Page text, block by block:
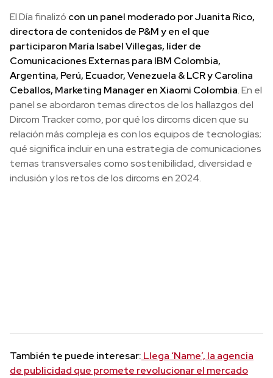
El Día finalizó con un panel moderado por Juanita Rico,
directora de contenidos de P&M y en el que
participaron María Isabel Villegas, líder de
Comunicaciones Externas para IBM Colombia,
Argentina, Perú, Ecuador, Venezuela & LCR y Carolina
Ceballos, Marketing Manager en Xiaomi Colombia. En el
panel se abordaron temas directos de los hallazgos del
Dircom Tracker como, por qué los dircoms dicen que su
relación más compleja es con los equipos de tecnologías;
qué significa incluir en una estrategia de comunicaciones
temas transversales como sostenibilidad, diversidad e
inclusión y los retos de los dircoms en 2024.
También te puede interesar: Llega ‘Name’, la agencia
de publicidad que promete revolucionar el mercado